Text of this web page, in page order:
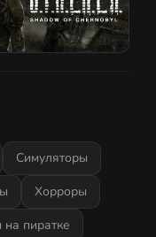
Симуляторы
Хорроры
на пиратке